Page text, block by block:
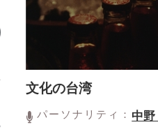
文化の台湾
パーソナリティ： 中